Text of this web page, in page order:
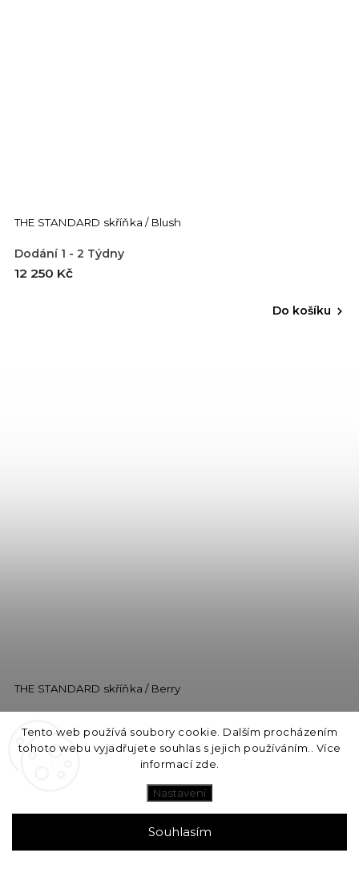
Tento web používá soubory cookie. Dalším procházením
tohoto webu vyjadřujete souhlas s jejich používáním.. Více
informací zde
Nastavení
Souhlasím
THE STANDARD skříňka / Blush
Dodání 1 - 2 Týdny
12 250 Kč
Do košíku
THE STANDARD skříňka / Berry
12 250 Kč